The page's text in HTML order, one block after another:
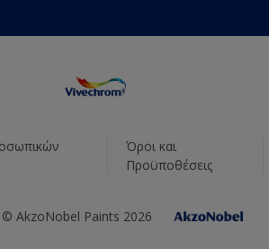
Όροι και
Προϋποθέσεις
AkzoNobel Paints 2026